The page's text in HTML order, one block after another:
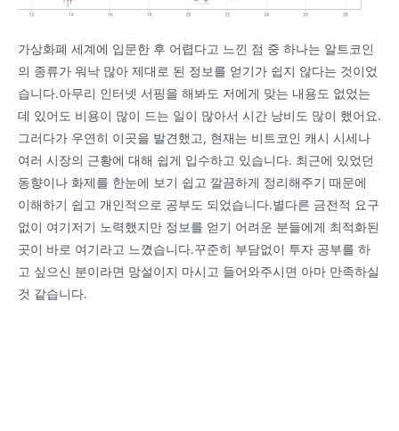
가상화폐 세계에 입문한 후 어렵다고 느낀 점 중 하나는 알트코인
의 종류가 워낙 많아 제대로 된 정보를 얻기가 쉽지 않다는 것이었
습니다.아무리 인터넷 서핑을 해봐도 저에게 맞는 내용도 없었는
데 있어도 비용이 많이 드는 일이 많아서 시간 낭비도 많이 했어요.
그러다가 우연히 이곳을 발견했고, 현재는 비트코인 캐시 시세나
여러 시장의 근황에 대해 쉽게 입수하고 있습니다. 최근에 있었던
동향이나 화제를 한눈에 보기 쉽고 깔끔하게 정리해주기 때문에
이해하기 쉽고 개인적으로 공부도 되었습니다.별다른 금전적 요구
없이 여기저기 노력했지만 정보를 얻기 어려운 분들에게 최적화된
곳이 바로 여기라고 느꼈습니다.꾸준히 부담없이 투자 공부를 하
고 싶으신 분이라면 망설이지 마시고 들어와주시면 아마 만족하실
것 같습니다.